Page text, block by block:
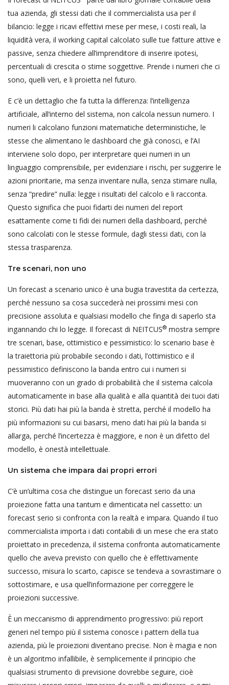
tua azienda, gli stessi dati che il commercialista usa per il
bilancio: legge i ricavi effettivi mese per mese, i costi reali, la
liquidità vera, il working capital calcolato sulle tue fatture attive e
passive, senza chiedere all’imprenditore di inserire ipotesi,
percentuali di crescita o stime soggettive. Prende i numeri che ci
sono, quelli veri, e li proietta nel futuro.
E c’è un dettaglio che fa tutta la differenza: l’intelligenza
artificiale, all’interno del sistema, non calcola nessun numero. I
numeri li calcolano funzioni matematiche deterministiche, le
stesse che alimentano le dashboard che già conosci, e l’AI
interviene solo dopo, per interpretare quei numeri in un
linguaggio comprensibile, per evidenziare i rischi, per suggerire le
azioni prioritarie, ma senza inventare nulla, senza stimare nulla,
senza “predire” nulla: legge i risultati del calcolo e li racconta.
Questo significa che puoi fidarti dei numeri del report
esattamente come ti fidi dei numeri della dashboard, perché
sono calcolati con le stesse formule, dagli stessi dati, con la
stessa trasparenza.
Tre scenari, non uno
Un forecast a scenario unico è una bugia travestita da certezza,
perché nessuno sa cosa succederà nei prossimi mesi con
precisione assoluta e qualsiasi modello che finga di saperlo sta
ingannando chi lo legge. Il forecast di NEITCUS® mostra sempre
tre scenari, base, ottimistico e pessimistico: lo scenario base è
la traiettoria più probabile secondo i dati, l’ottimistico e il
pessimistico definiscono la banda entro cui i numeri si
muoveranno con un grado di probabilità che il sistema calcola
automaticamente in base alla qualità e alla quantità dei tuoi dati
storici. Più dati hai più la banda è stretta, perché il modello ha
più informazioni su cui basarsi, meno dati hai più la banda si
allarga, perché l’incertezza è maggiore, e non è un difetto del
modello, è onestà intellettuale.
Un sistema che impara dai propri errori
C’è un’ultima cosa che distingue un forecast serio da una
proiezione fatta una tantum e dimenticata nel cassetto: un
forecast serio si confronta con la realtà e impara. Quando il tuo
commercialista importa i dati contabili di un mese che era stato
proiettato in precedenza, il sistema confronta automaticamente
quello che aveva previsto con quello che è effettivamente
successo, misura lo scarto, capisce se tendeva a sovrastimare o
sottostimare, e usa quell’informazione per correggere le
proiezioni successive.
È un meccanismo di apprendimento progressivo: più report
generi nel tempo più il sistema conosce i pattern della tua
azienda, più le proiezioni diventano precise. Non è magia e non
è un algoritmo infallibile, è semplicemente il principio che
qualsiasi strumento di previsione dovrebbe seguire, cioè